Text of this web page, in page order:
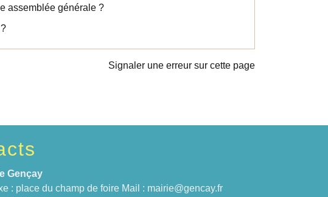
assemblée générale ?
Signaler une erreur sur cette page
Gençay
: place du champ de foire Mail : mairie@gencay.fr